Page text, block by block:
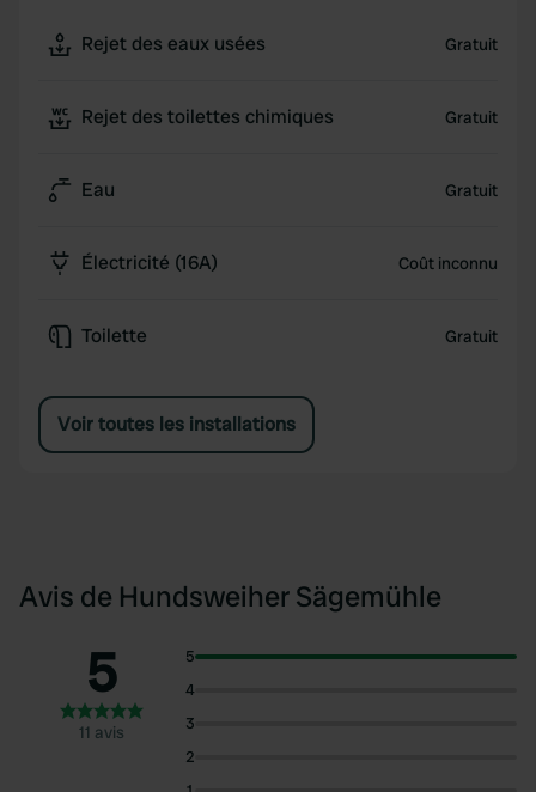
Rejet des eaux usées Gratuit
Rejet des toilettes chimiques Gratuit
Eau Gratuit
Électricité (16A) Coût inconnu
Toilette Gratuit
Voir toutes les installations
Avis de Hundsweiher Sägemühle
5
11 avis
5
4
3
2